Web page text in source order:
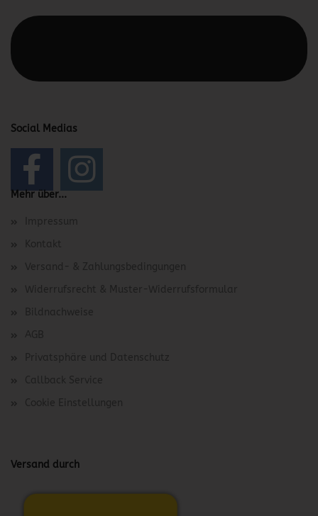
Social Medias
Mehr über...
Impressum
Kontakt
Versand- & Zahlungsbedingungen
Widerrufsrecht & Muster-Widerrufsformular
Bildnachweise
AGB
Privatsphäre und Datenschutz
Callback Service
Cookie Einstellungen
Versand durch